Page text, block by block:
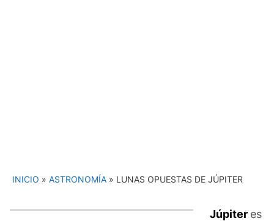
INICIO » ASTRONOMÍA » LUNAS OPUESTAS DE JÚPITER
Júpiter es